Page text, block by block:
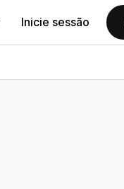
Inicie sessão